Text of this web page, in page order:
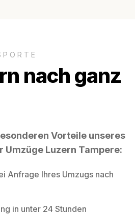
nach ganz
Vorteile unseres
Umzüge Luzern Tampere:
Anfrage Ihres Umzugs nach
in unter 24 Stunden